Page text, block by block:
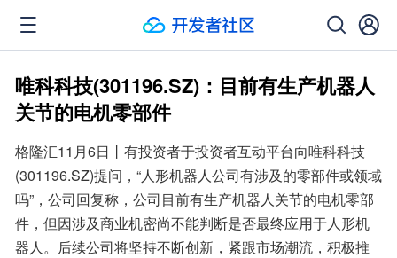
唯科科技(301196.SZ)：目前有生产机器人
关节的电机零部件
格隆汇11月6日丨有投资者于投资者互动平台向唯科科技
(301196.SZ)提问，“人形机器人公司有涉及的零部件或领域
吗”，公司回复称，公司目前有生产机器人关节的电机零部
件，但因涉及商业机密尚不能判断是否最终应用于人形机
器人。后续公司将坚持不断创新，紧跟市场潮流，积极推